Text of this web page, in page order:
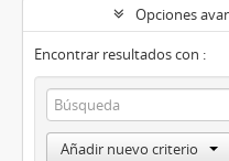
Opciones
Encontrar resultados con :
Añadir nuevo criterio